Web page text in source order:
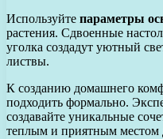
Используйте параметры
растения. Сдвоенные
уголка создадут уютный
листвы.
К созданию домашнего
подходить формально.
создавайте уникальные
теплым и приятным местом